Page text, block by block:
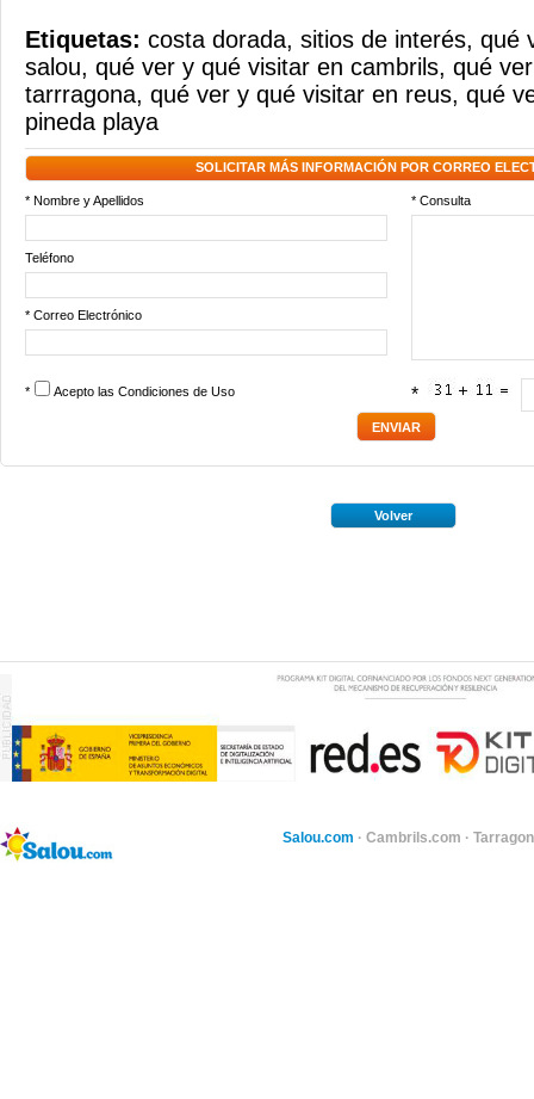
Etiquetas: costa dorada, sitios de interés, qué
salou, qué ver y qué visitar en cambrils, qué
tarrragona, qué ver y qué visitar en reus, qué
pineda playa
SOLICITAR MÁS INFORMACIÓN POR CORREO
* Nombre y Apellidos * Consulta
Teléfono
* Correo Electrónico
* Acepto las Condiciones de Uso *
Volver
Salou.com · Cambrils.com ·